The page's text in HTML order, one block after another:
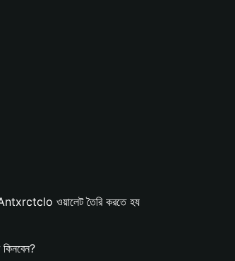
ওয়ালেট তৈরি করতে হয